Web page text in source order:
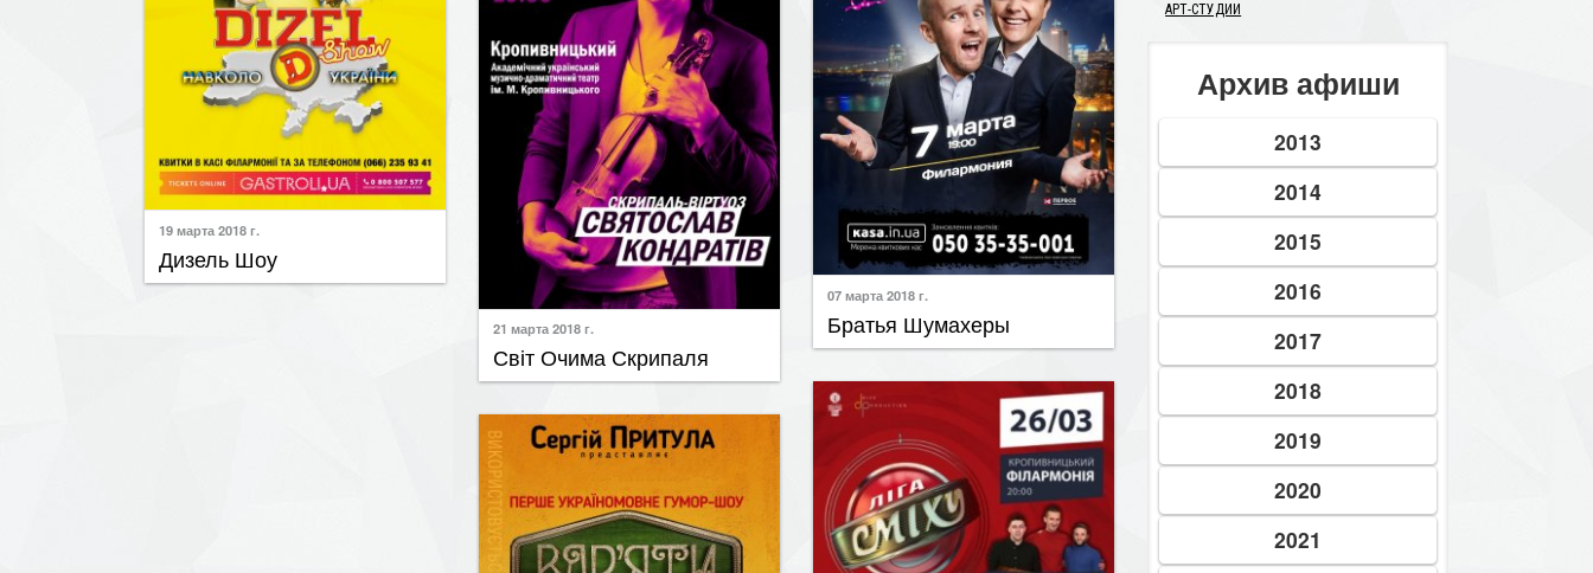
19 марта 2018 г.
Дизель Шоу
07 марта 2018 г.
Братья Шумахеры
21 марта 2018 г.
Світ Очима Скрипаля
АРТ-СТУДИИ
Архив афиши
2013
2014
2015
2016
2017
2018
2019
2020
2021